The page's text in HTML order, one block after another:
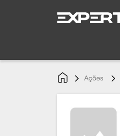
Ações